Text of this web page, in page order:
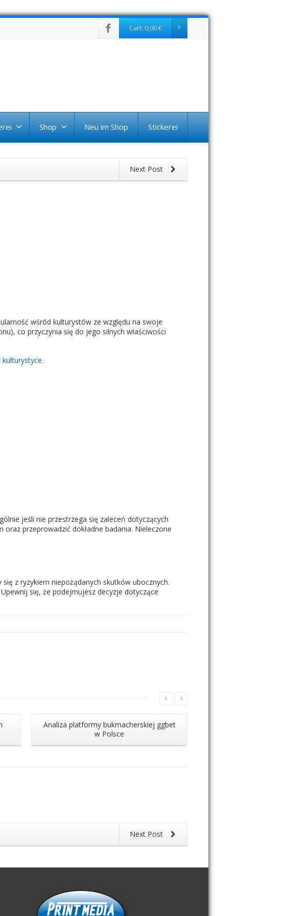
Cart: 0,00€
Shop Neu im Shop Stickerei
Next Post
wśród kulturystów ze względu na swoje
co przyczynia się do jego silnych właściwości
jeśli nie przestrzega się zaleceń dotyczących
przeprowadzić dokładne badania. Nieleczone
z ryzykiem niepożądanych skutków ubocznych.
się, że podejmujesz decyzje dotyczące
Analiza platformy bukmacherskiej ggbet
w Polsce
Next Post